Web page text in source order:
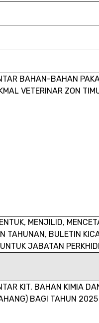
BAHAN-BAHAN
VETERINAR ZON
MENJILID,
TAHUNAN, BULETIN
JABATAN
KIT, BAHAN KIMIA
BAGI TAHUN 2025